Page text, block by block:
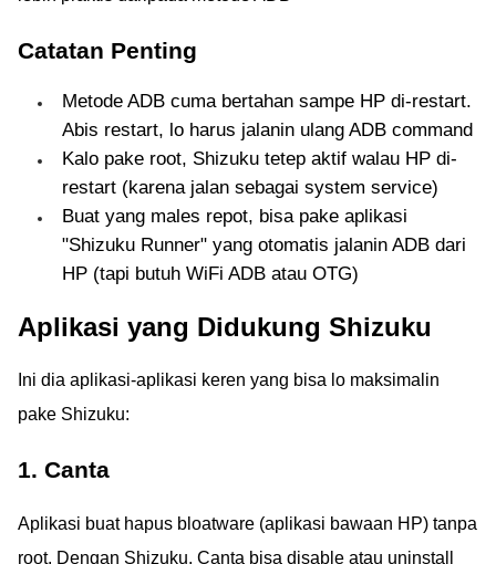
Catatan Penting
Metode ADB cuma bertahan sampe HP di-restart.
Abis restart, lo harus jalanin ulang ADB command
Kalo pake root, Shizuku tetep aktif walau HP di-
restart (karena jalan sebagai system service)
Buat yang males repot, bisa pake aplikasi
"Shizuku Runner" yang otomatis jalanin ADB dari
HP (tapi butuh WiFi ADB atau OTG)
Aplikasi yang Didukung Shizuku
Ini dia aplikasi-aplikasi keren yang bisa lo maksimalin
pake Shizuku:
1. Canta
Aplikasi buat hapus bloatware (aplikasi bawaan HP) tanpa
root. Dengan Shizuku, Canta bisa disable atau uninstall